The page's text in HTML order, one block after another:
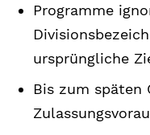
Programme
ursprüngliche
Bis zum späten